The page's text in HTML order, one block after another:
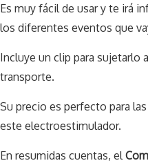
Es muy fácil de usar y te irá
los diferentes eventos que
Incluye un clip para sujetarlo
transporte.
Su precio es perfecto para
este electroestimulador.
En resumidas cuentas, el